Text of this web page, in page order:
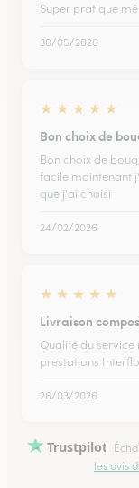
Super pratique
30/05/2026
★ ★ ★ ★ ★
Bon choix de
Bon choix de
facile maintenant
que j'ai choisi
24/02/2026
★ ★ ★ ★ ★
Livraison
Qualité du
prestations
26/03/2026
Trustpilot
les avis